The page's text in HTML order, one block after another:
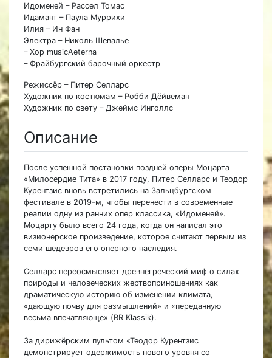
Идоменей – Рассел Томас
Идамант – Паула Муррихи
Илия – Ин Фан
Электра – Николь Шевалье
– Хор musicAeterna
– Фрайбургский барочный оркестр
Режиссёр – Питер Селларс
Художник по костюмам – Робби Дёйвеман
Художник по свету – Джеймс Инголлс
Описание
После успешной постановки поздней оперы Моцарта
«Милосердие Тита» в 2017 году, Питер Селларс и Теодор
Курентзис вновь встретились на Зальцбургском
фестивале в 2019-м, чтобы перенести в современные
реалии одну из ранних опер классика, «Идоменей».
Моцарту было всего 24 года, когда он написал это
визионерское произведение, которое считают первым из
семи шедевров его оперного наследия.
Селларс переосмысляет древнегреческий миф о силах
природы и человеческих жертвоприношениях как
драматическую историю об изменении климата,
«дающую почву для размышлений» и «переданную
весьма впечатляюще» (BR Klassik).
За дирижёрским пультом «Теодор Курентзис
демонстрирует одержимость нового уровня со